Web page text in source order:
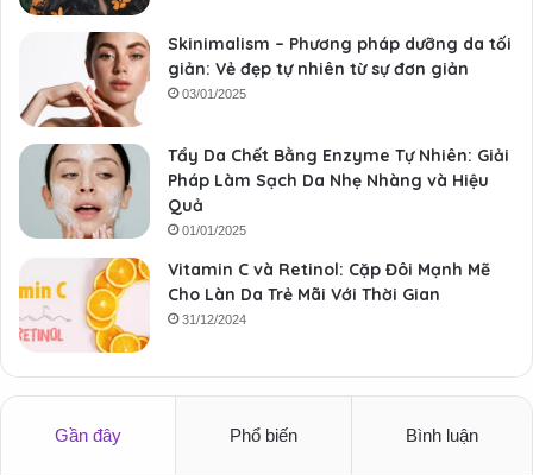
Skinimalism – Phương pháp dưỡng da tối
giản: Vẻ đẹp tự nhiên từ sự đơn giản
03/01/2025
Tẩy Da Chết Bằng Enzyme Tự Nhiên: Giải
Pháp Làm Sạch Da Nhẹ Nhàng và Hiệu
Quả
01/01/2025
Vitamin C và Retinol: Cặp Đôi Mạnh Mẽ
Cho Làn Da Trẻ Mãi Với Thời Gian
31/12/2024
Gần đây Phổ biến Bình luận